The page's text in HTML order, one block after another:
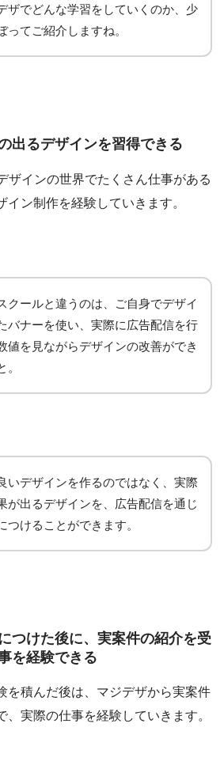
ザでどんな学習をしていくのか、少
ってご紹介しますね。
出るデザインを習得できる
ザインの世界でたくさん仕事がある
イン制作を経験していきます。
クールと違うのは、ご自身でデザイ
バナーを使い、実際に広告配信を行
値を見ながらデザインの改善ができ
。
いデザインを作るのではなく、実際
が出るデザインを、広告配信を通じ
つけることができます。
つけた後に、実案件の紹介を受
を経験できる
を積んだ後は、マジデザから実案件
、実際の仕事を経験していきます。